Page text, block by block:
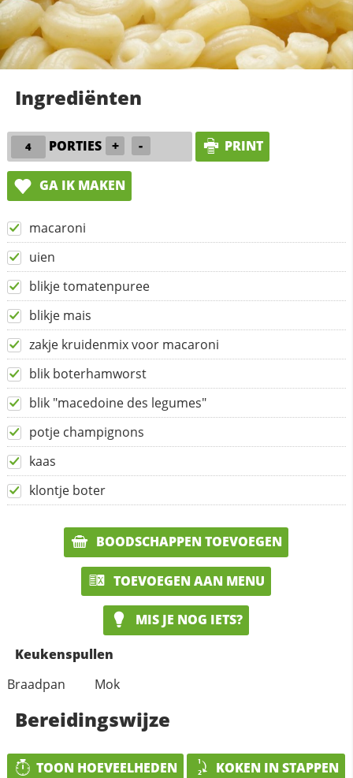
Ingrediënten
PORTIES + - PRINT
GA IK MAKEN
macaroni
uien
blikje tomatenpuree
blikje mais
zakje kruidenmix voor macaroni
blik boterhamworst
blik "macedoine des legumes"
potje champignons
kaas
klontje boter
BOODSCHAPPEN TOEVOEGEN
TOEVOEGEN AAN MENU
MIS JE NOG IETS?
Keukenspullen
Braadpan
Mok
Bereidingswijze
TOON HOEVEELHEDEN KOKEN IN STAPPEN